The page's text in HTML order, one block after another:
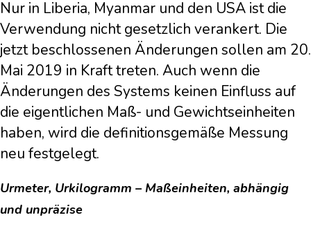
Nur in Liberia, Myanmar und den USA ist die
Verwendung nicht gesetzlich verankert. Die
jetzt beschlossenen Änderungen sollen am 20.
Mai 2019 in Kraft treten. Auch wenn die
Änderungen des Systems keinen Einfluss auf
die eigentlichen Maß- und Gewichtseinheiten
haben, wird die definitionsgemäße Messung
neu festgelegt.
Urmeter, Urkilogramm – Maßeinheiten, abhängig
und unpräzise